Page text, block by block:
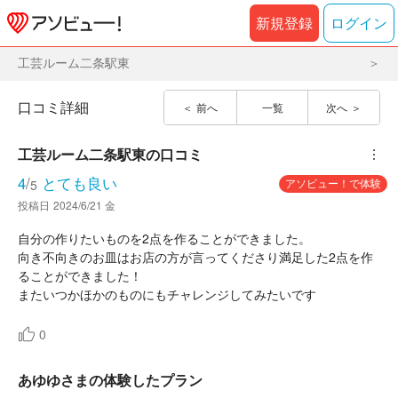
新規登録 ログイン
工芸ルーム二条駅東
前へ 一覧 次へ
口コミ詳細
工芸ルーム二条駅東の口コミ ︙
4/5 とても良い
アソビュー！で体験
投稿日 2024/6/21 金
自分の作りたいものを2点を作ることができました。
向き不向きのお皿はお店の方が言ってくださり満足した2点を作
ることができました！
またいつかほかのものにもチャレンジしてみたいです
0
あゆゆさまの体験したプラン